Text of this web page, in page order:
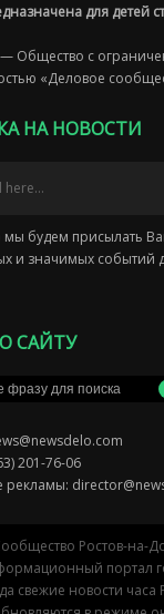
для детей
— Общество с
«Деловое
НА НОВОСТИ
мы будем присылать
и значимых событий
САЙТУ
201-76-06
рекламы:
Ростов-на-
портал
свежие новости часа